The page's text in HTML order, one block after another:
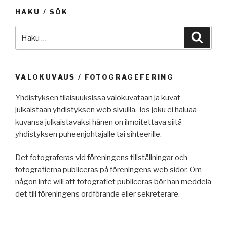
HAKU / SÖK
VALOKUVAUS / FOTOGRAGEFERING
Yhdistyksen tilaisuuksissa valokuvataan ja kuvat
julkaistaan yhdistyksen web sivuilla. Jos joku ei haluaa
kuvansa julkaistavaksi hänen on ilmoitettava siitä
yhdistyksen puheenjohtajalle tai sihteerille.
Det fotograferas vid föreningens tillställningar och
fotografierna publiceras på föreningens web sidor. Om
någon inte will att fotografiet publiceras bör han meddela
det till föreningens ordförande eller sekreterare.